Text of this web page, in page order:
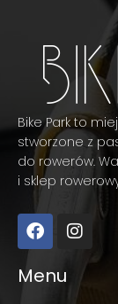
Bike Park to
stworzone z
do rowerów.
i sklep
Menu